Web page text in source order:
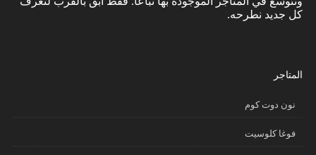
كل جديد نطرحه.
المتاجر
نون دوت كوم
فوغا كلوسيت